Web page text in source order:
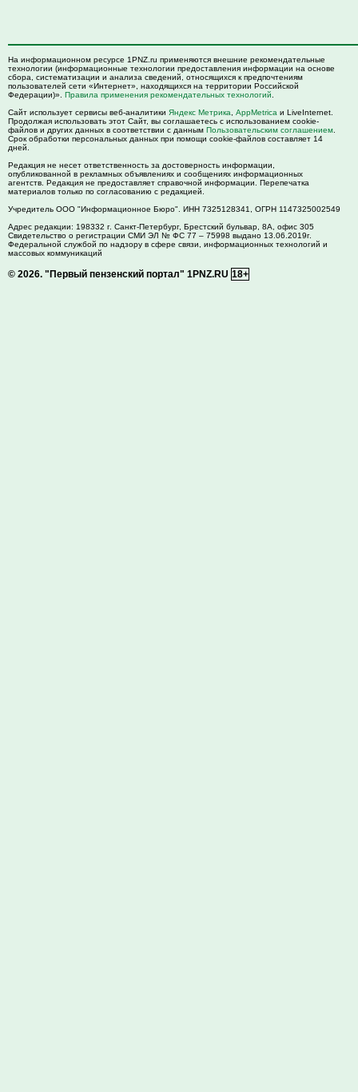
На информационном ресурсе 1PNZ.ru применяются внешние рекомендательные
технологии (информационные технологии предоставления информации на основе
сбора, систематизации и анализа сведений, относящихся к предпочтениям
пользователей сети «Интернет», находящихся на территории Российской
Федерации)». Правила применения рекомендательных технологий
Сайт использует сервисы веб-аналитики Яндекс Метрика AppMetrica и LiveInternet.
Продолжая использовать этот Сайт, вы соглашаетесь с использованием cookie-
файлов и других данных в соответствии с данным Пользовательским соглашением
Срок обработки персональных данных при помощи cookie-файлов составляет 14
дней.
Редакция не несет ответственность за достоверность информации,
опубликованной в рекламных объявлениях и сообщениях информационных
агентств. Редакция не предоставляет справочной информации. Перепечатка
материалов только по согласованию с редакцией.
Учредитель ООО "Информационное Бюро". ИНН 7325128341, ОГРН 1147325002549
Адрес редакции: 198332 г. Санкт-Петербург, Брестский бульвар, 8А, офис 305
Свидетельство о регистрации СМИ ЭЛ № ФС 77 – 75998 выдано 13.06.2019г.
Федеральной службой по надзору в сфере связи, информационных технологий и
массовых коммуникаций
© 2026. "Первый пензенский портал" 1PNZ.RU 18+